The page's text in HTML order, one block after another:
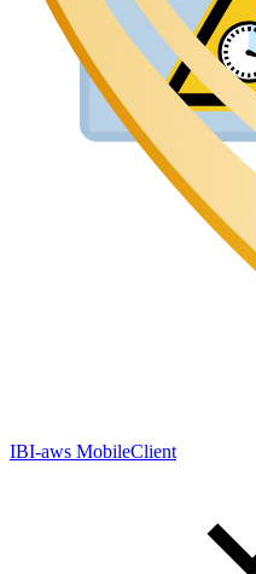
IBI-aws MobileClient